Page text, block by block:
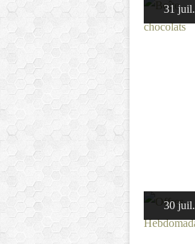
31 juil.
30 juil.